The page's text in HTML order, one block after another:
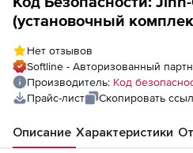
(установочный
Нет отзывов
Softline - Авторизованный
Производитель: Код
Прайс-лист
Скопировать
Описание Характеристики